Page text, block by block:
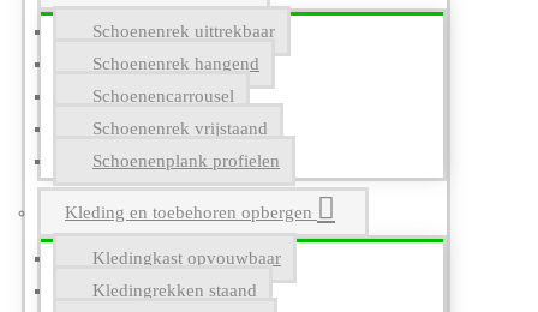
Schoenenrek uittrekbaar
Schoenenrek hangend
Schoenencarrousel
Schoenenrek vrijstaand
Schoenenplank profielen
Kleding en toebehoren opbergen
Kledingkast opvouwbaar
Kledingrekken staand